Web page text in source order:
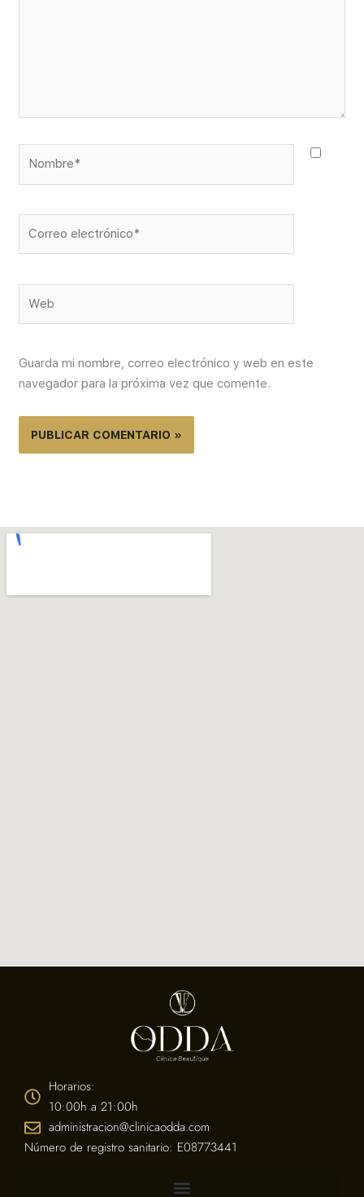
Guarda mi nombre, correo electrónico y web en este
navegador para la próxima vez que comente.
Horarios:
10:00h a 21:00h
administracion@clinicaodda.com
Número de registro sanitario: E08773441